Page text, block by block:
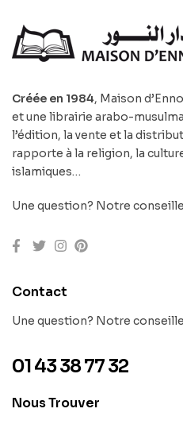
Créée en 1984, Maison
et une librairie arabo-
l’édition, la vente et la
rapporte à la religion, la
islamiques…
Une question? Notre
Contact
Une question? Notre
01 43 38 77 32
Nous Trouver